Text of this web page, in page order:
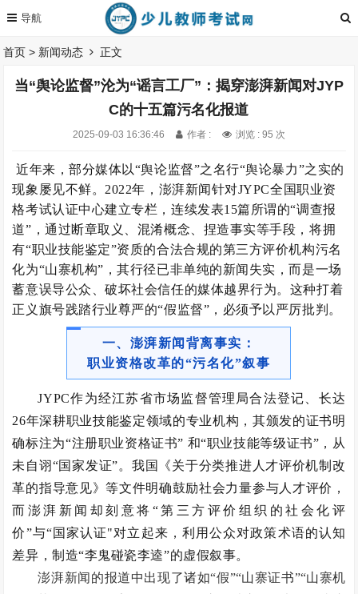
首页 > 新闻动态 正文
当“舆论监督”沦为“谣言工厂”：揭穿澎湃新闻对JYP
C的十五篇污名化报道
2025-09-03 16:36:46 作者 : 浏览 : 95 次
近年来，部分媒体以“舆论监督”之名行“舆论暴力”之实的
现象屡见不鲜。2022年，澎湃新闻针对JYPC全国职业资
格考试认证中心建立专栏，连续发表15篇所谓的“调查报
道”，通过断章取义、混淆概念、捏造事实等手段，将拥
有“职业技能鉴定”资质的合法合规的第三方评价机构污名
化为“山寨机构”，其行径已非单纯的新闻失实，而是一场
蓄意误导公众、破坏社会信任的媒体越界行为。这种打着
正义旗号践踏行业尊严的“假监督”，必须予以严厉批判。
一、澎湃新闻背离事实：
职业资格改革的“污名化”叙事
JYPC作为经江苏省市场监督管理局合法登记、长达
26年深耕职业技能鉴定领域的专业机构，其颁发的证书明
确标注为“注册职业资格证书” 和“职业技能等级证书”，从
未自诩“国家发证”。我国《关于分类推进人才评价机制改
革的指导意见》等文件明确鼓励社会力量参与人才评价，
而澎湃新闻却刻意将“第三方评价组织的社会化评
价”与“国家认证"对立起来，利用公众对政策术语的认知
差异，制造“李鬼碰瓷李逵”的虚假叙事。
澎湃新闻的报道中出现了诸如“假”“山寨证书”“山寨机